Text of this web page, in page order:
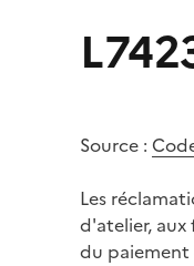
Source :
Les
d'atelier, aux
du paiement